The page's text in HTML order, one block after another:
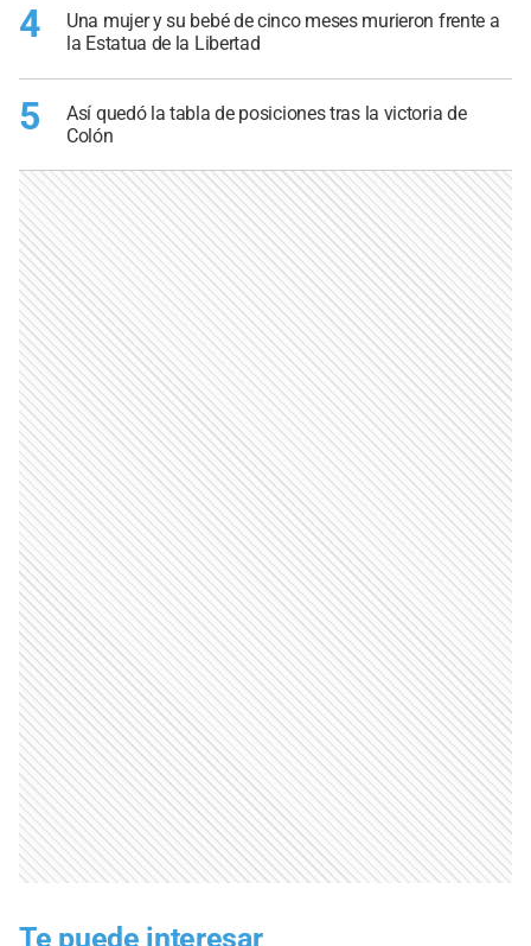
4
Una mujer y su bebé de cinco meses murieron frente a
la Estatua de la Libertad
5
Así quedó la tabla de posiciones tras la victoria de
Colón
Te puede interesar